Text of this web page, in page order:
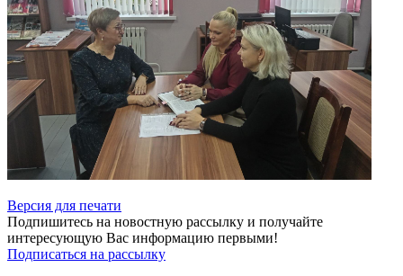
Версия для печати
Подпишитесь на новостную рассылку и получайте
интересующую Вас информацию первыми!
Подписаться на рассылку